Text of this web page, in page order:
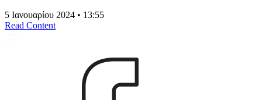
5 Ιανουαρίου 2024 • 13:55
Read Content